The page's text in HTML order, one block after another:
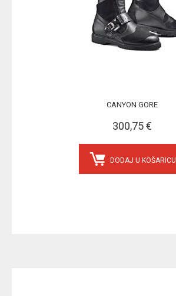
CANYON GORE
300,75 €
DODAJ U KOŠARICU